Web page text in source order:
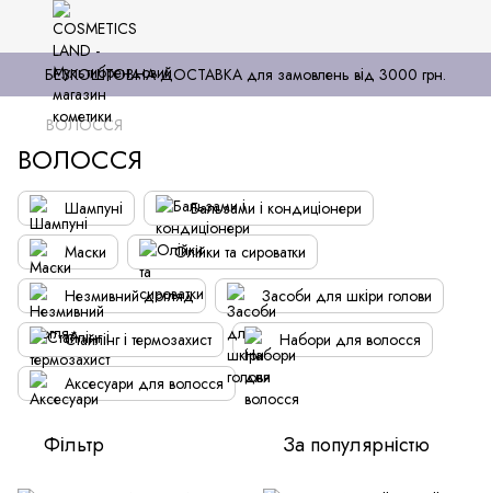
БЕЗКОШТОВНА ДОСТАВКА для замовлень від 3000 грн.
ВОЛОССЯ
ВОЛОССЯ
Шампуні
Бальзами і кондиціонери
Маски
Олійки та сироватки
Незмивний догляд
Засоби для шкіри голови
Стайлінг і термозахист
Набори для волосся
Аксесуари для волосся
Фільтр За популярністю